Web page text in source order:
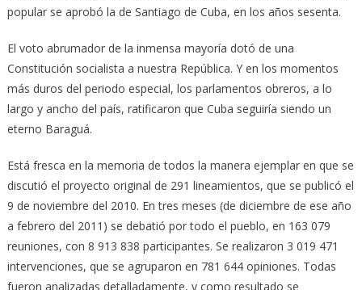
popular se aprobó la de Santiago de Cuba, en los años sesenta.
El voto abrumador de la inmensa mayoría dotó de una
Constitución socialista a nuestra República. Y en los momentos
más duros del periodo especial, los parlamentos obreros, a lo
largo y ancho del país, ratificaron que Cuba seguiría siendo un
eterno Baraguá.
Está fresca en la memoria de todos la manera ejemplar en que se
discutió el proyecto original de 291 lineamientos, que se publicó el
9 de noviembre del 2010. En tres meses (de diciembre de ese año
a febrero del 2011) se debatió por todo el pueblo, en 163 079
reuniones, con 8 913 838 participantes. Se realizaron 3 019 471
intervenciones, que se agruparon en 781 644 opiniones. Todas
fueron analizadas detalladamente, y como resultado se